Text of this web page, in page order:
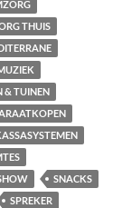
THUIS
& TUINEN
SNACKS
SPREKER